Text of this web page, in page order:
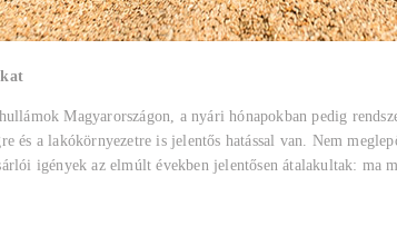
Magyarországon, a nyári hónapokban pedig
és a lakókörnyezetre is jelentős hatással van. Nem
igények az elmúlt években jelentősen átalakultak: ma